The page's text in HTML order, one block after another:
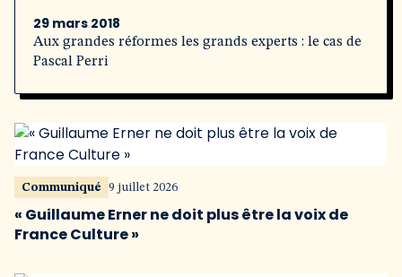
29 mars 2018
Aux grandes réformes les grands experts : le cas de
Pascal Perri
Communiqué 9 juillet 2026
« Guillaume Erner ne doit plus être la voix de
France Culture »